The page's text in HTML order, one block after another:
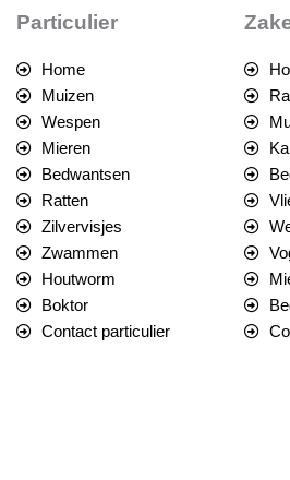
Particulier
Home
Muizen
Wespen
Mieren
Bedwantsen
Ratten
Zilvervisjes
Zwammen
Houtworm
Boktor
Contact particulier